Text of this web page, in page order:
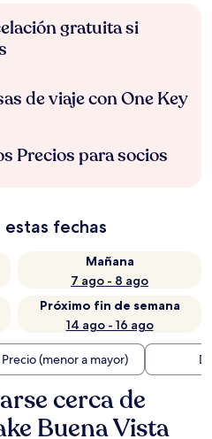
gratuita si
de viaje con One Key
Precios para socios
estas fechas
Mañana
7 ago - 8 ago
Próximo fin de semana
14 ago - 16 ago
Precio (menor a mayor)
cerca de
Buena Vista